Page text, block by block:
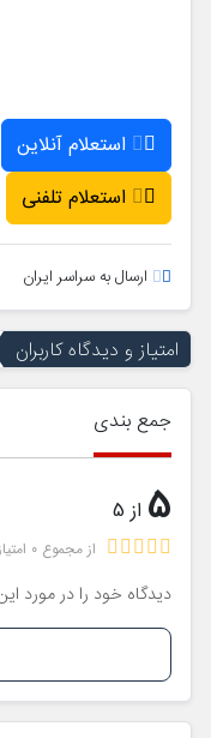
استعلام آنلاین
استعلام تلفنی
ارسال به سراسر ایران
امتیاز و دیدگاه کاربران
جمع بندی
5 از 5
از مجموع 0 امتیاز
دیدگاه خود را در مورد